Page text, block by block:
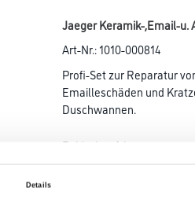
Details
Jaeger Keramik-,Email-u.
Art-Nr.:1010-000814
Profi-Set zur Reparatur
Emailleschäden und
Duschwannen.
Farbtonbezeichnung